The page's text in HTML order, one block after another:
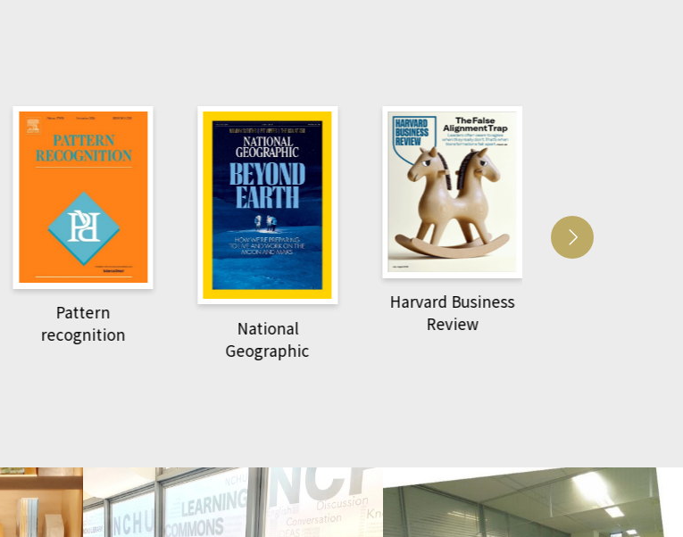
Pattern
recognition
National
Geographic
Harvard Business
Review